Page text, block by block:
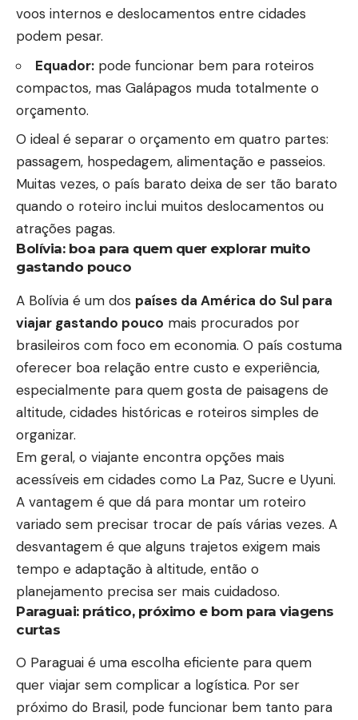
voos internos e deslocamentos entre cidades
podem pesar.
Equador: pode funcionar bem para roteiros
compactos, mas Galápagos muda totalmente o
orçamento.
O ideal é separar o orçamento em quatro partes:
passagem, hospedagem, alimentação e passeios.
Muitas vezes, o país barato deixa de ser tão barato
quando o roteiro inclui muitos deslocamentos ou
atrações pagas.
Bolívia: boa para quem quer explorar muito
gastando pouco
A Bolívia é um dos países da América do Sul para
viajar gastando pouco mais procurados por
brasileiros com foco em economia. O país costuma
oferecer boa relação entre custo e experiência,
especialmente para quem gosta de paisagens de
altitude, cidades históricas e roteiros simples de
organizar.
Em geral, o viajante encontra opções mais
acessíveis em cidades como La Paz, Sucre e Uyuni.
A vantagem é que dá para montar um roteiro
variado sem precisar trocar de país várias vezes. A
desvantagem é que alguns trajetos exigem mais
tempo e adaptação à altitude, então o
planejamento precisa ser mais cuidadoso.
Paraguai: prático, próximo e bom para viagens
curtas
O Paraguai é uma escolha eficiente para quem
quer viajar sem complicar a logística. Por ser
próximo do Brasil, pode funcionar bem tanto para